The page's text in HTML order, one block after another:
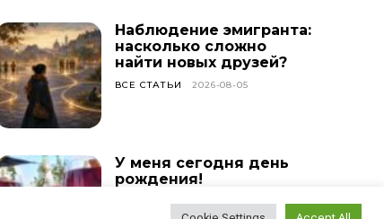
Наблюдение эмигранта:
насколько сложно
найти новых друзей?
ВСЕ СТАТЬИ 2026-08-05
У меня сегодня день
рождения!